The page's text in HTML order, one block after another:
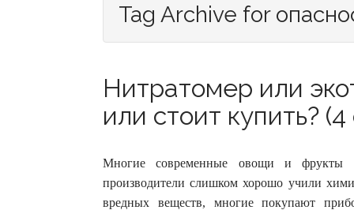
Tag Archive for
Нитратомер или
или стоит купить?
Многие современные овощи и фрукты
производители слишком хорошо учили
вредных веществ, многие покупают